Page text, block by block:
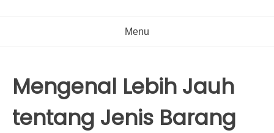
Menu
Mengenal Lebih Jauh
tentang Jenis Barang